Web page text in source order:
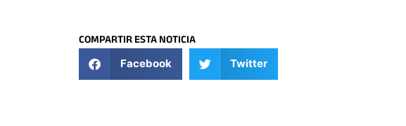
COMPARTIR ESTA NOTICIA
Facebook Twitter